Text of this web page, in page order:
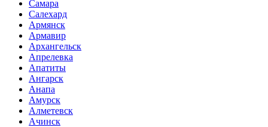
Самара
Салехард
Армянск
Армавир
Архангельск
Апрелевка
Апатиты
Ангарск
Анапа
Амурск
Алметевск
Ачинск